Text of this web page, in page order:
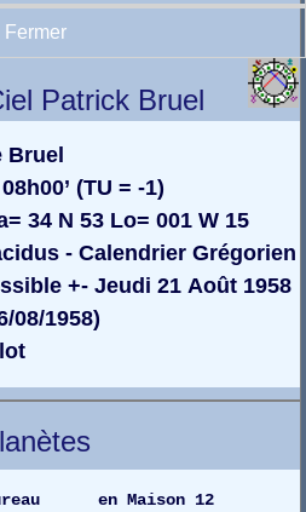
Fermer
Patrick Bruel
Bruel
(TU = -1)
34 N 53 Lo= 001 W 15
- Calendrier Grégorien
+- Jeudi 21 Août 1958
1958)
en